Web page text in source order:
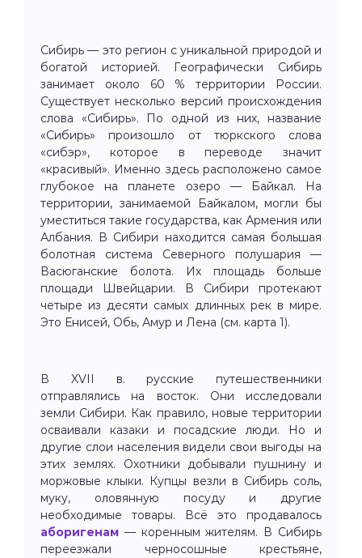
Сибирь — это регион с уникальной природой и
богатой историей. Географически Сибирь
занимает около 60 % территории России.
Существует несколько версий происхождения
слова «Сибирь». По одной из них, название
«Сибирь» произошло от тюркского слова
«сибэр», которое в переводе значит
«красивый». Именно здесь расположено самое
глубокое на планете озеро — Байкал. На
территории, занимаемой Байкалом, могли бы
уместиться такие государства, как Армения или
Албания. В Сибири находится самая большая
болотная система Северного полушария —
Васюганские болота. Их площадь больше
площади Швейцарии. В Сибири протекают
четыре из десяти самых длинных рек в мире.
Это Енисей, Обь, Амур и Лена (см. карта 1).
В XVII в. русские путешественники
отправлялись на восток. Они исследовали
земли Сибири. Как правило, новые территории
осваивали казаки и посадские люди. Но и
другие слои населения видели свои выгоды на
этих землях. Охотники добывали пушнину и
моржовые клыки. Купцы везли в Сибирь соль,
муку, оловянную посуду и другие
необходимые товары. Всё это продавалось
аборигенам — коренным жителям. В Сибирь
переезжали черносошные крестьяне,